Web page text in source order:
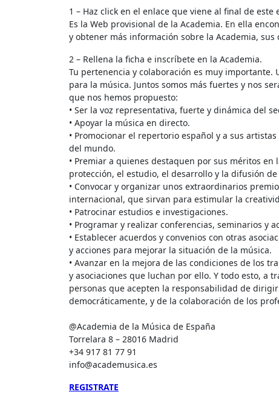
1 – Haz click en el enlace que viene al final de este
Es la Web provisional de la Academia. En ella
y obtener más información sobre la Academia, sus
2 – Rellena la ficha e inscríbete en la Academia.
Tu pertenencia y colaboración es muy
para la música. Juntos somos más fuertes y nos
que nos hemos propuesto:
• Ser la voz representativa, fuerte y dinámica del
• Apoyar la música en directo.
• Promocionar el repertorio español y a sus
del mundo.
• Premiar a quienes destaquen por sus méritos
protección, el estudio, el desarrollo y la difusión de
• Convocar y organizar unos extraordinarios
internacional, que sirvan para estimular la
• Patrocinar estudios e investigaciones.
• Programar y realizar conferencias, seminarios y
• Establecer acuerdos y convenios con otras
y acciones para mejorar la situación de la música.
• Avanzar en la mejora de las condiciones de los
y asociaciones que luchan por ello. Y todo esto, a
personas que acepten la responsabilidad de
democráticamente, y de la colaboración de los
@Academia de la Música de España
Torrelara 8 – 28016 Madrid
+34 917 81 77 91
info@academusica.es
REGISTRATE